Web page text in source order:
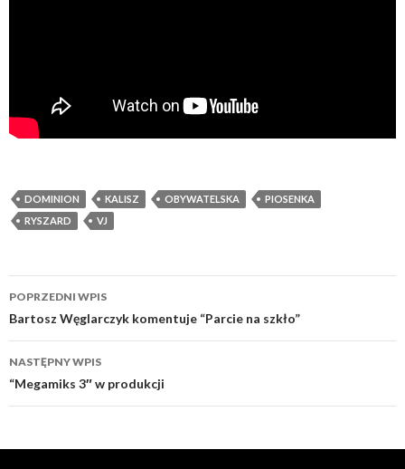
DOMINION KALISZ OBYWATELSKA
PIOSENKA
RYSZARD
VJ
Zobacz wpisy
POPRZEDNI WPIS
Bartosz Węglarczyk komentuje “Parcie na szkło”
NASTĘPNY WPIS
“Megamiks 3″ w produkcji